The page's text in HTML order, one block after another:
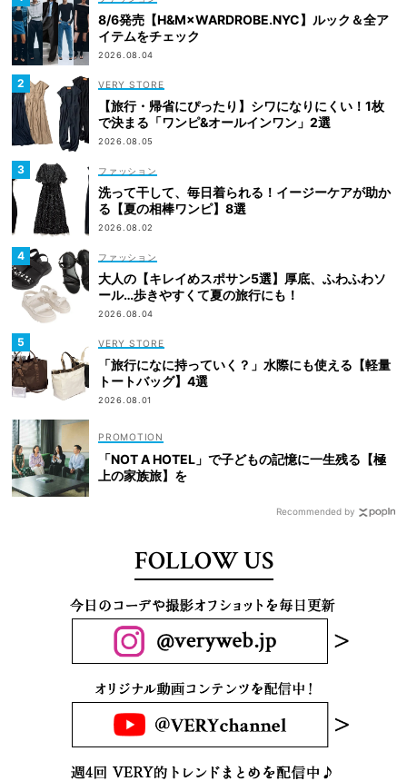
8/6発売【H&M×WARDROBE.NYC】ルック＆全ア
イテムをチェック
2026.08.04
VERY STORE
【旅行・帰省にぴったり】シワになりにくい！1枚
で決まる「ワンピ&オールインワン」2選
2026.08.05
ファッション
洗って干して、毎日着られる！イージーケアが助か
る【夏の相棒ワンピ】8選
2026.08.02
ファッション
大人の【キレイめスポサン5選】厚底、ふわふわソ
ール…歩きやすくて夏の旅行にも！
2026.08.04
VERY STORE
「旅行になに持っていく？」水際にも使える【軽量
トートバッグ】4選
2026.08.01
「NOT A HOTEL」で子どもの記憶に一生残る【極
上の家族旅】を
Recommended by
FOLLOW US